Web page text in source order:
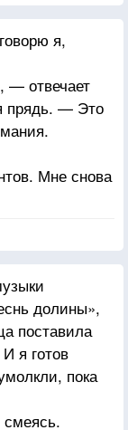
я,
— отвечает
прядь. — Это
Мне снова
всех, закрыть
комок
долины»,
поставила
я готов
пока